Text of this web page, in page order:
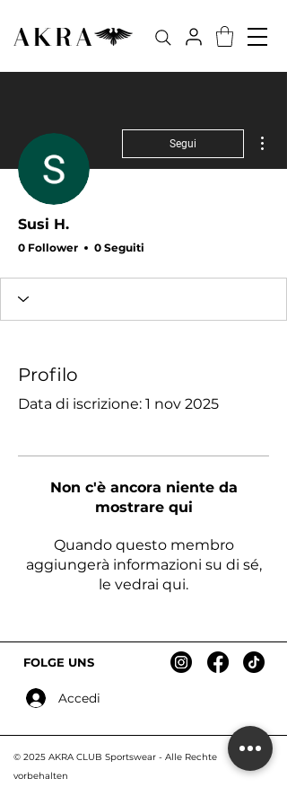
Segui
Susi H.
0 Follower 0 Seguiti
Profilo
Data di iscrizione: 1 nov 2025
Non c'è ancora niente da
mostrare qui
Quando questo membro
aggiungerà informazioni su di sé,
le vedrai qui.
FOLGE UNS
Accedi
© 2025 AKRA CLUB Sportswear - Alle Rechte
vorbehalten